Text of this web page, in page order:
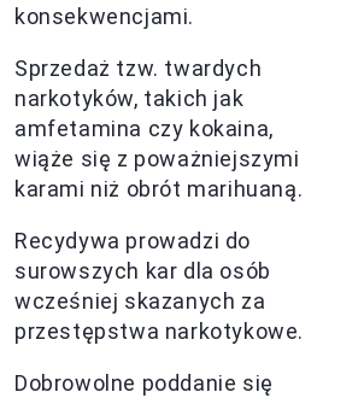
konsekwencjami.
Sprzedaż tzw. twardych
narkotyków, takich jak
amfetamina czy kokaina,
wiąże się z poważniejszymi
karami niż obrót marihuaną.
Recydywa prowadzi do
surowszych kar dla osób
wcześniej skazanych za
przestępstwa narkotykowe.
Dobrowolne poddanie się